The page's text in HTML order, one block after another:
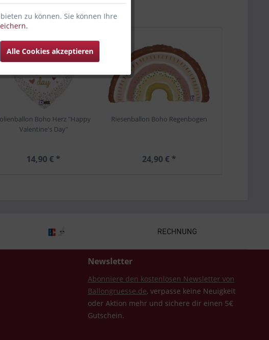
Boho Herz "Happy
Valentine's Day"
14,90 € *
Riesenballon Boho Regenbogen
24,90 € *
Newsletter
Abonniere den kostenlosen Newsletter von
Ballongruesse.de, verpasse keine Neuigkeit
oder Aktion mehr und sichere dir einen 5€
Gutschein.
zu können. Sie können Ihre
Alle Cookies akzeptieren